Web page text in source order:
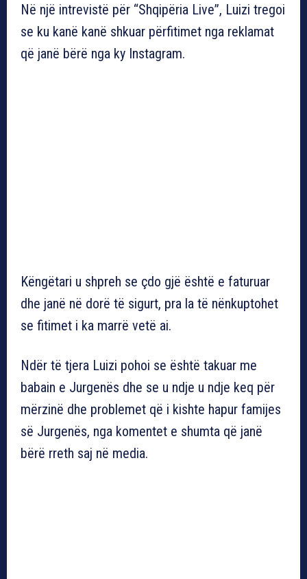
Në një intrevistë për “Shqipëria Live”, Luizi tregoi
se ku kanë kanë shkuar përfitimet nga reklamat
që janë bërë nga ky Instagram.
Këngëtari u shpreh se çdo gjë është e faturuar
dhe janë në dorë të sigurt, pra la të nënkuptohet
se fitimet i ka marrë vetë ai.
Ndër të tjera Luizi pohoi se është takuar me
babain e Jurgenës dhe se u ndje u ndje keq për
mërzinë dhe problemet që i kishte hapur famijes
së Jurgenës, nga komentet e shumta që janë
bërë rreth saj në media.